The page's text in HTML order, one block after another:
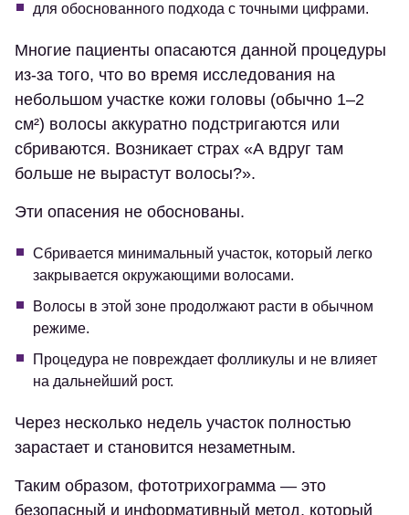
для обоснованного подхода с точными цифрами.
Многие пациенты опасаются данной процедуры
из-за того, что во время исследования на
небольшом участке кожи головы (обычно 1–2
см²) волосы аккуратно подстригаются или
сбриваются. Возникает страх «А вдруг там
больше не вырастут волосы?».
Эти опасения не обоснованы.
Сбривается минимальный участок, который легко
закрывается окружающими волосами.
Волосы в этой зоне продолжают расти в обычном
режиме.
Процедура не повреждает фолликулы и не влияет
на дальнейший рост.
Через несколько недель участок полностью
зарастает и становится незаметным.
Таким образом, фототрихограмма — это
безопасный и информативный метод, который